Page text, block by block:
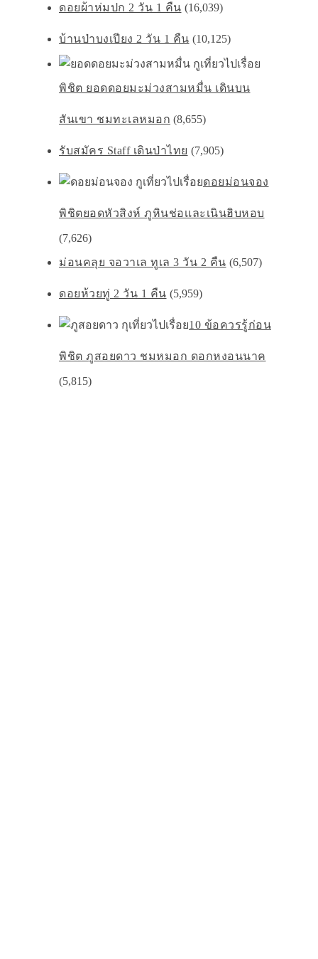
ดอยผ้าห่มปก 2 วัน 1 คืน (16,039)
บ้านป่าบงเปียง 2 วัน 1 คืน (10,125)
พิชิต ยอดดอยมะม่วงสามหมื่น เดินบน
สันเขา ชมทะเลหมอก (8,655)
รับสมัคร Staff เดินป่าไทย (7,905)
ดอยม่อนจอง
พิชิตยอดหัวสิงห์ ภูหินช่อเเละเนินฮิบหอบ
(7,626)
ม่อนคลุย จอวาเล ทูเล 3 วัน 2 คืน (6,507)
ดอยห้วยทู่ 2 วัน 1 คืน (5,959)
10 ข้อควรรู้ก่อน
พิชิต ภูสอยดาว ชมหมอก ดอกหงอนนาค
(5,815)